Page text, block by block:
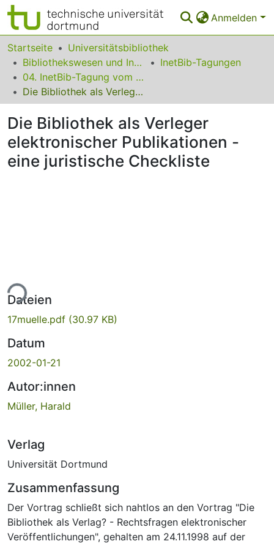
Anmelden
Bereiche & Sammlungen
Das gesamte Repositorium
Statistiken
FAQ
Leitlinien
Zurück zur Startseite
Startseite
Universitätsbibliothek
Bibliothekswesen und Information
InetBib-Tagungen
04. InetBib-Tagung vom 3. bis 6. März 1999 in Oldenburg
Die Bibliothek als Verleger elektronischer Publikationen - eine juristische Checkliste
Die Bibliothek als Verleger
elektronischer Publikationen -
eine juristische Checkliste
Dateien
17muelle.pdf (30.97 KB)
Datum
2002-01-21
Autor:innen
Müller, Harald
Verlag
Universität Dortmund
Zusammenfassung
Der Vortrag schließt sich nahtlos an den Vortrag "Die
Bibliothek als Verlag? - Rechtsfragen elektronischer
Veröffentlichungen", gehalten am 24.11.1998 auf der